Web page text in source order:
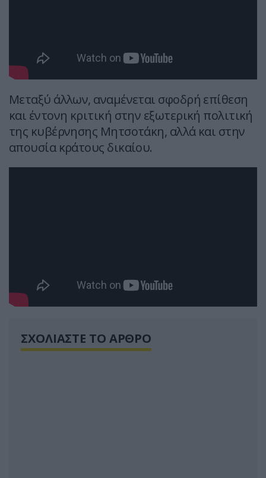
Μεταξύ άλλων, αναμένεται σφοδρή επίθεση
και έντονη κριτική στην εξωτερική πολιτική
της κυβέρνησης Μητσοτάκη, αλλά και στην
απουσία κράτους δικαίου.
ΣΧΟΛΙΑΣΤΕ ΤΟ ΑΡΘΡΟ